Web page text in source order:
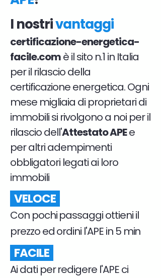
I nostrivantaggi
certificazione-energetica-
facile.comè il sito n.1 in Italia
per il rilascio della
certificazione energetica. Ogni
mese migliaia di proprietari di
immobili si rivolgono a noi per il
rilascio dell'Attestato APEe
per altri adempimenti
obbligatori legati ai loro
immobili
VELOCE
Con pochi passaggi ottieni il
prezzo ed ordini l'APE in 5 min
FACILE
Ai dati per redigere l'APE ci